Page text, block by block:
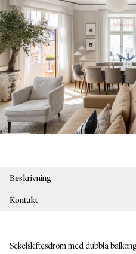
Beskrivning
Kontakt
Sekelskiftesdröm med dubbla